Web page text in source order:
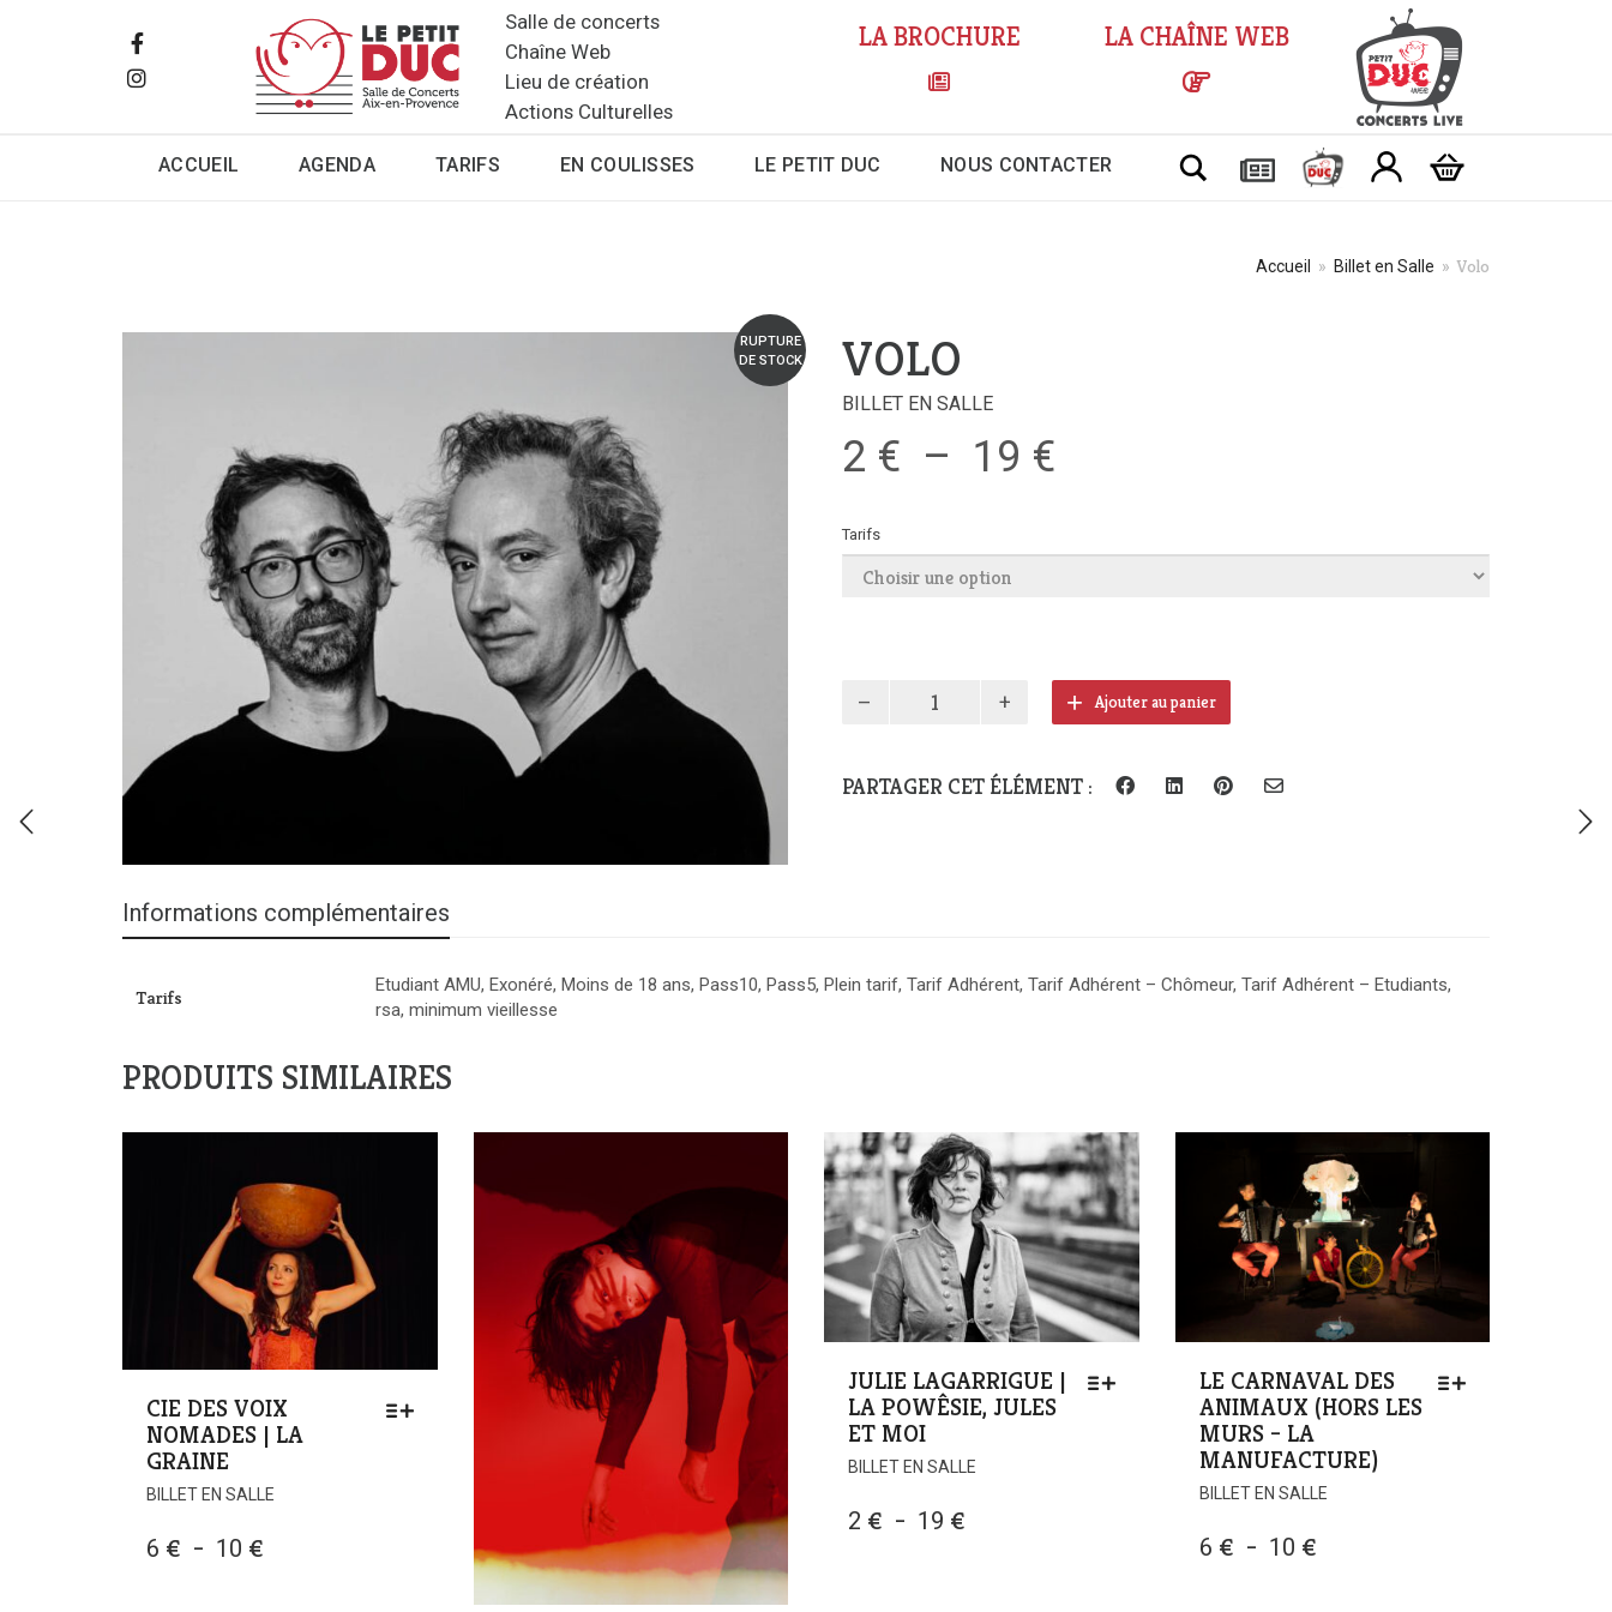
Salle de concerts
Chaîne Web
Lieu de création
Actions Culturelles
LA BROCHURE LA CHAÎNE WEB
ACCUEIL AGENDA TARIFS EN COULISSES LE PETIT DUC NOUS CONTACTER Chercher
Accueil » Billet en Salle » Volo
RUPTURE
DE STOCK
VOLO
BILLET EN SALLE
2 € – 19 €
prix :
19 €
Tarifs
Ajouter au panier
PARTAGER CET ÉLÉMENT :
Informations complémentaires
Tarifs
Etudiant AMU, Exonéré, Moins de 18 ans, Pass10, Pass5, Plein tarif, Tarif Adhérent, Tarif Adhérent – Chômeur, Tarif Adhérent – Etudiants,
rsa, minimum vieillesse
PRODUITS SIMILAIRES
CIE DES VOIX
NOMADES | LA
GRAINE
BILLET EN SALLE
6 € – 10 €
JULIE LAGARRIGUE |
LA POWÊSIE, JULES
ET MOI
BILLET EN SALLE
2 € – 19 €
LE CARNAVAL DES
ANIMAUX (HORS LES
MURS – LA
MANUFACTURE)
BILLET EN SALLE
6 € – 10 €PLAGE